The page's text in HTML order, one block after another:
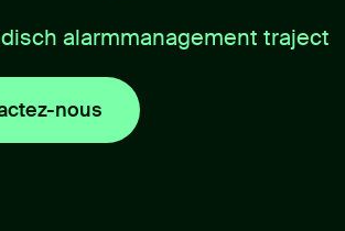
alarmmanagement traject
nous